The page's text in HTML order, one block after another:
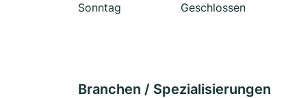
Sonntag
Geschlossen
Branchen / Spezialisierungen